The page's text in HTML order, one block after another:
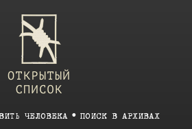
ЧЕЛОВЕКА ПОИСК В АРХИВАХ